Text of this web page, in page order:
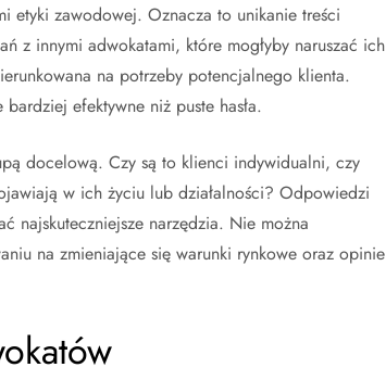
etyki zawodowej. Oznacza to unikanie treści
z innymi adwokatami, które mogłyby naruszać ich
na potrzeby potencjalnego klienta.
efektywne niż puste hasła.
docelową. Czy są to klienci indywidualni, czy
w ich życiu lub działalności? Odpowiedzi
najskuteczniejsze narzędzia. Nie można
na zmieniające się warunki rynkowe oraz opinie